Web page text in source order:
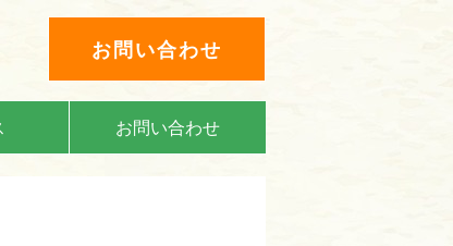
お問い合わせ
お問い合わせ